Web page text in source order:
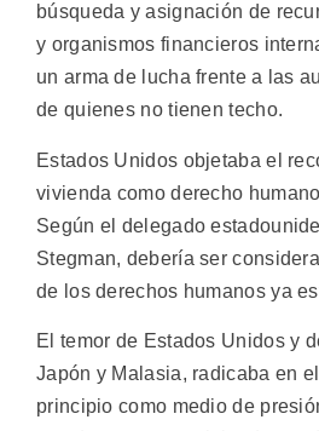
búsqueda y asignación de
y organismos financieros
un arma de lucha frente a las
de quienes no tienen techo.
Estados Unidos objetaba el
vivienda como derecho
Según el delegado
Stegman, debería ser
de los derechos humanos ya
El temor de Estados Unidos y
Japón y Malasia, radicaba en
principio como medio de